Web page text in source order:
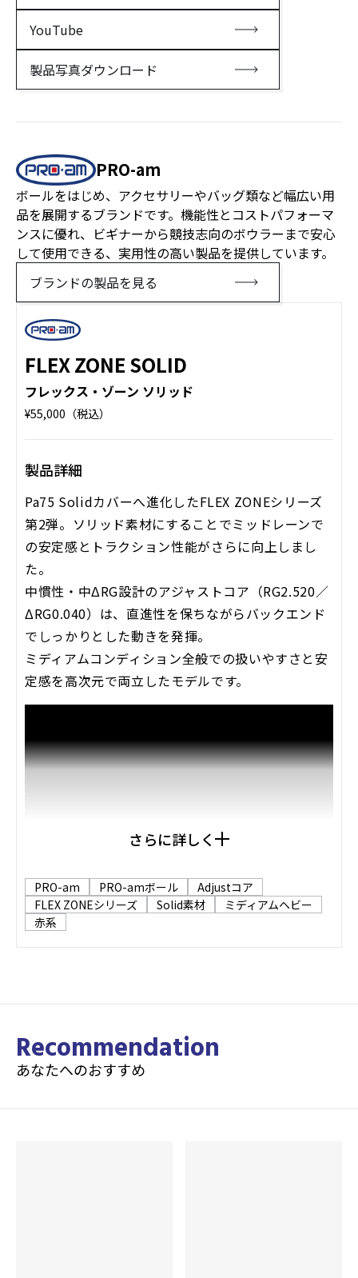
YouTube
製品写真ダウンロード
PRO-am
ボールをはじめ、アクセサリーやバッグ類など幅広い用
品を展開するブランドです。機能性とコストパフォーマ
ンスに優れ、ビギナーから競技志向のボウラーまで安心
して使用できる、実用性の高い製品を提供しています。
ブランドの製品を見る
FLEX ZONE SOLID
フレックス・ゾーン ソリッド
¥55,000（税込）
製品詳細
Pa75 Solidカバーへ進化したFLEX ZONEシリーズ
第2弾。ソリッド素材にすることでミッドレーンで
の安定感とトラクション性能がさらに向上しまし
た。
中慣性・中ΔRG設計のアジャストコア（RG2.520／
ΔRG0.040）は、直進性を保ちながらバックエンド
でしっかりとした動きを発揮。
ミディアムコンディション全般での扱いやすさと安
定感を高次元で両立したモデルです。
コア
さらに詳しく
PRO-am PRO-amボール
Adjustコア
FLEX ZONEシリーズ
Solid素材
ミディアムヘビー
赤系
Recommendation
あなたへのおすすめ